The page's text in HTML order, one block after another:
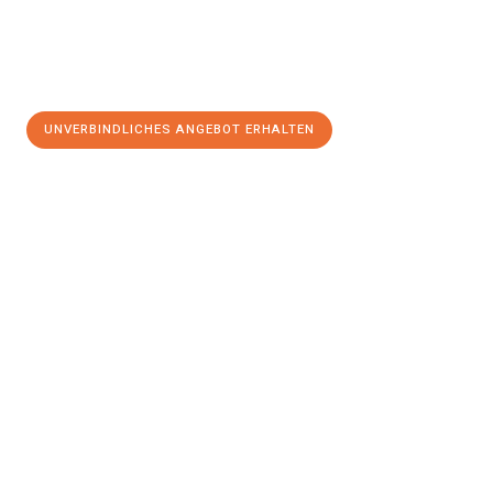
UNVERBINDLICHES ANGEBOT ERHALTEN